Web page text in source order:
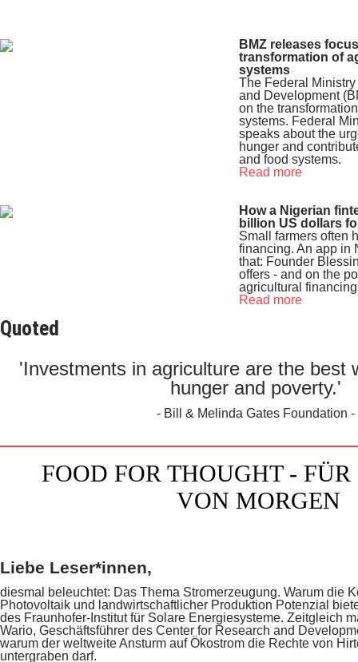
BMZ releases
transformation of
systems
The Federal
and Development
on the
systems. Federal
speaks about the
hunger and
and food systems.
Read more
How a Nigerian
billion US dollars
Small farmers often
financing. An app in
that: Founder
offers - and on the
agricultural
Read more
Quoted
'Investments in agriculture are the best
hunger and poverty.'
- Bill & Melinda Gates Foundation -
FOOD FOR THOUGHT - FÜR
VON MORGEN
Liebe Leser*innen,
diesmal beleuchtet: Das Thema Stromerzeugung. Warum die
Photovoltaik und landwirtschaftlicher Produktion Potenzial
des Fraunhofer-Institut für Solare Energiesysteme. Zeitgleich
Wario, Geschäftsführer des Center for Research and
warum der weltweite Ansturm auf Ökostrom die Rechte von
untergraben darf.